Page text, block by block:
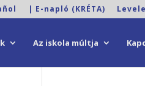
| E-napló (KRÉTA)
Az iskola múltja